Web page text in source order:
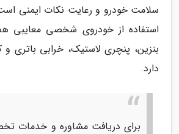
سلامت خودرو و رعایت نکات ایمنی است
استفاده از خودروی شخصی معایبی
بنزین، پنچری لاستیک، خرابی باتری
دارد.
برای دریافت مشاوره و خدمات